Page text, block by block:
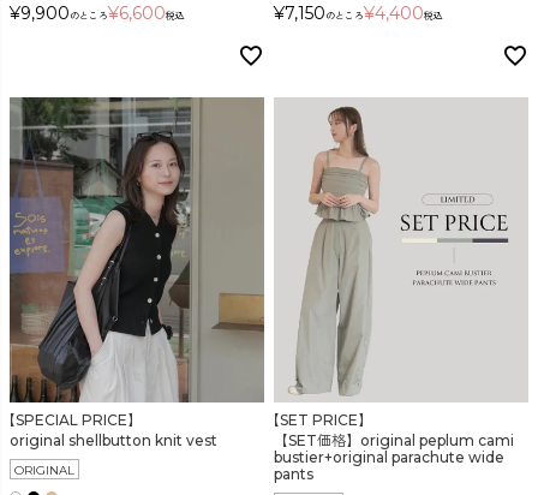
¥9,900 のところ¥6,600税込 ¥7,150 のところ¥4,400税込
【SPECIAL PRICE】
original shellbutton knit vest
ORIGINAL
【SET PRICE】
【SET価格】original peplum cami
bustier+original parachute wide
pants